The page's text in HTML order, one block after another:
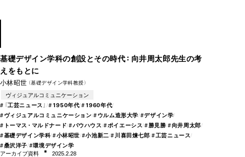
基礎デザイン学科の創設とその時代：向井周太郎先生の考
えをもとに
小林昭世 （基礎デザイン学科教授）
ヴィジュアルコミュニケーション
# 『工芸ニ ュース』 #1950年代 #1960年代
#ヴィジュアルコミュニ ケーション #ウルム造形大学 #デザイン学
# トーマス・ マルドナー ド #バウハウス #ポイ エーシス # 勝見勝 #向井周太郎
#基礎デザイン学科 #小林昭世 #小池新二 # 川喜田煉七郎 #工芸ニ ュース
#桑沢洋子 #環境デザイン学
アーカイブ資料 2025.2.28